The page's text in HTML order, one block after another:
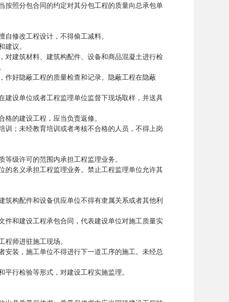
照分包合同的约定对其分包工程的质量向总承包单
修改工程设计，不得偷工减料。
议。
建筑材料、建筑构配件、设备和商品混凝土进行检
好隐蔽工程的质量检查和记录。隐蔽工程在隐蔽
设单位或者工程监理单位监督下现场取样，并送具
的建设工程，应当负责返修。
；未经教育培训或者考核不合格的人员，不得上岗
级许可的范围内承担工程监理业务。
名义承担工程监理业务。禁止工程监理单位允许其
构配件和设备供应单位不得有隶属关系或者其他利
和建设工程承包合同，代表建设单位对施工质量实
师进驻施工现场。
装，施工单位不得进行下一道工序的施工。未经总
行检验等形式，对建设工程实施监理。